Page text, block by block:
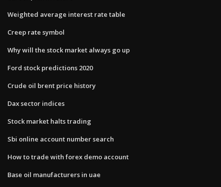
Weighted average interest rate table
Creep rate symbol
Why will the stock market always go up
Ford stock predictions 2020
Crude oil brent price history
Dax sector indices
Stock market halts trading
Sbi online account number search
How to trade with forex demo account
Base oil manufacturers in uae